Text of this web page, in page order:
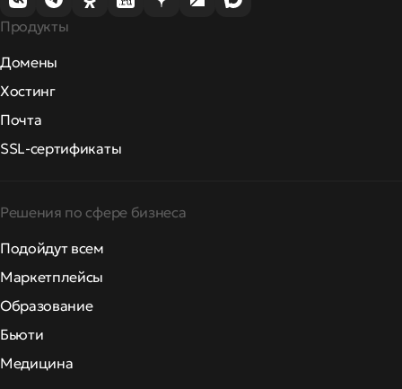
Продукты
Домены
Хостинг
Почта
SSL-сертификаты
Решения по сфере бизнеса
Подойдут всем
Маркетплейсы
Образование
Бьюти
Медицина